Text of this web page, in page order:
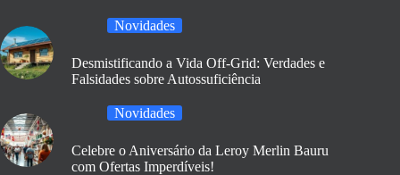
Novidades
Desmistificando a Vida Off-Grid: Verdades e
Falsidades sobre Autossuficiência
Novidades
Celebre o Aniversário da Leroy Merlin Bauru
com Ofertas Imperdíveis!